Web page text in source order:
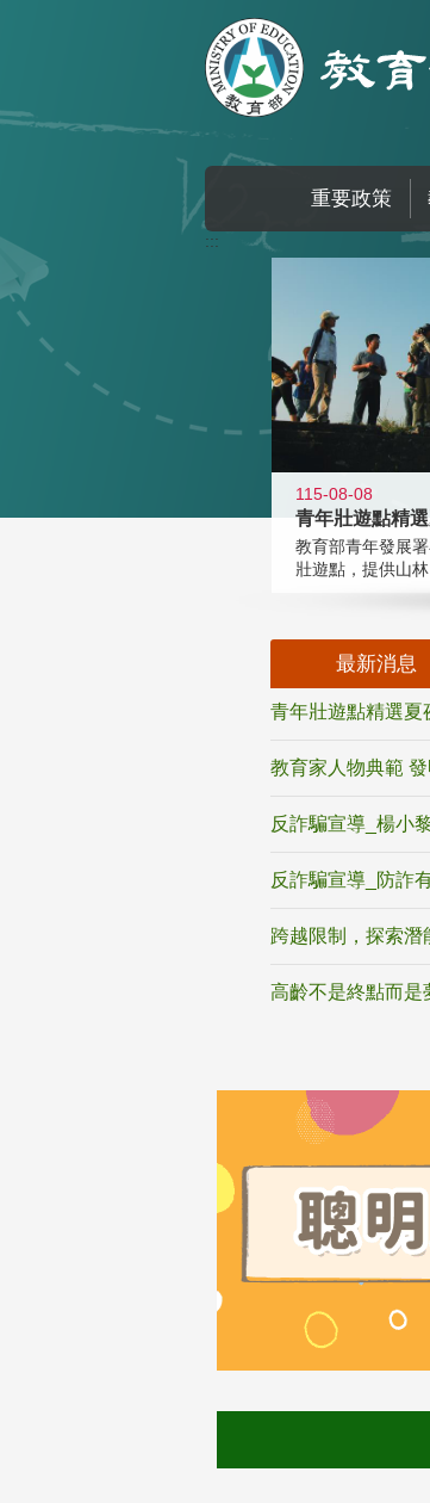
重要政策
:::
115-08-08
教育部青年發展
壯遊點，提供山林
最新消息
青年壯遊點精選夏
教育家人物典範
反詐騙宣導_楊小
反詐騙宣導_防詐
跨越限制，探索
高齡不是終點而是